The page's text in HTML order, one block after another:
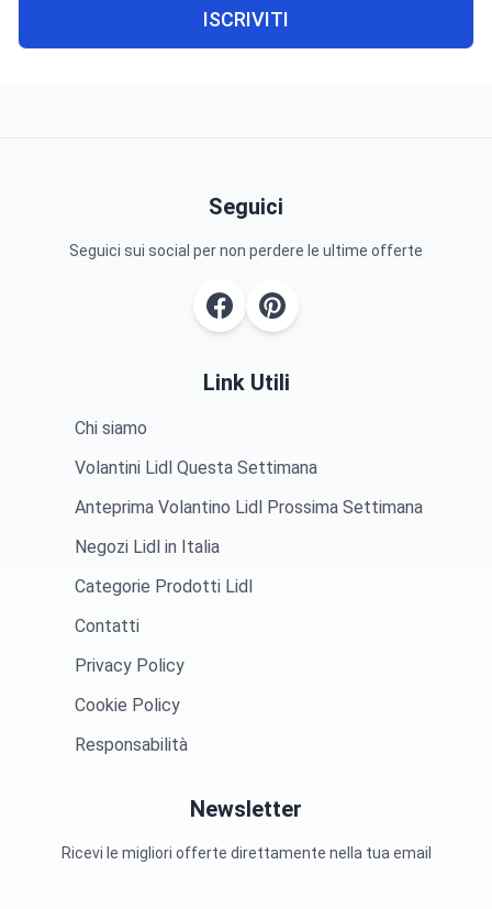
ISCRIVITI
Seguici
Seguici sui social per non perdere le ultime offerte
Link Utili
Chi siamo
Volantini Lidl Questa Settimana
Anteprima Volantino Lidl Prossima Settimana
Negozi Lidl in Italia
Categorie Prodotti Lidl
Contatti
Privacy Policy
Cookie Policy
Responsabilità
Newsletter
Ricevi le migliori offerte direttamente nella tua email